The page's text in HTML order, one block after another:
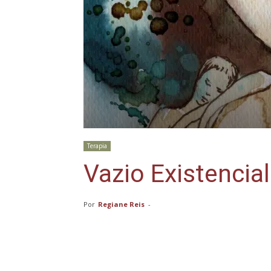
Terapia
Vazio Existencial
Por Regiane Reis -